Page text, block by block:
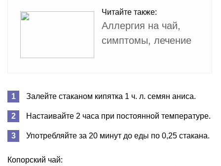
Читайте также:
Аллергия на чай,
симптомы, лечение
Залейте стаканом кипятка 1 ч. л. семян аниса.
Настаивайте 2 часа при постоянной температуре.
Употребляйте за 20 минут до еды по 0,25 стакана.
Копорский чай: